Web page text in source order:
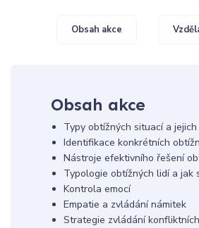
Obsah akce
Obsah akce
Typy obtížných situací a
Identifikace konkrétních
Nástroje efektivního řešení
Typologie obtížných lidí a jak
Kontrola emocí
Empatie a zvládání námitek
Strategie zvládání